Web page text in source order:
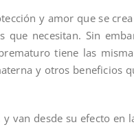
y amor que se
necesitan. Sin
tiene las
y otros beneficios
van desde su efecto en